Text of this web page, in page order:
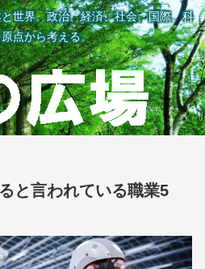
世界。政治、経済、社会、国際、科
点から考える。
と言われている職業5